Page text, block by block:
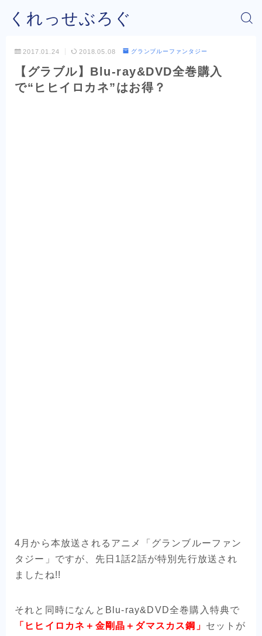
くれっせぶろぐ
2017.01.24 2018.05.08 グランブルーファンタジー
【グラブル】Blu-ray&DVD全巻購入
で“ヒヒイロカネ”はお得？
4月から本放送されるアニメ「グランブルーファン
タジー」ですが、先日1話2話が特別先行放送され
ましたね!!
それと同時になんとBlu-ray&DVD全巻購入特典で
「ヒヒイロカネ＋金剛晶＋ダマスカス鋼」 セットが